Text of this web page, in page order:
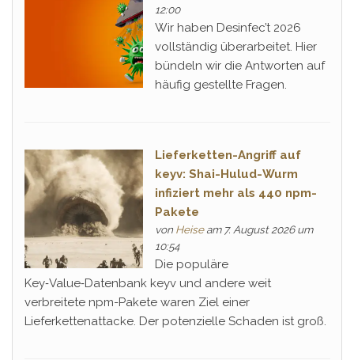
12:00
Wir haben Desinfec’t 2026
vollständig überarbeitet. Hier
bündeln wir die Antworten auf
häufig gestellte Fragen.
Lieferketten-Angriff auf
keyv: Shai-Hulud-Wurm
infiziert mehr als 440 npm-
Pakete
von Heiseam 7. August 2026 um
10:54
Die populäre
Key‑Value‑Datenbank keyv und andere weit
verbreitete npm-Pakete waren Ziel einer
Lieferkettenattacke. Der potenzielle Schaden ist groß.